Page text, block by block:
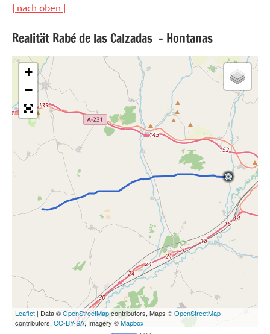
| nach oben |
Realität Rabé de las Calzadas – Hontanas
+
−
Leaflet | Data ©OpenStreetMapcontributors, Maps ©OpenStreetMap
contributors, CC-BY-SA, Imagery ©Mapbox